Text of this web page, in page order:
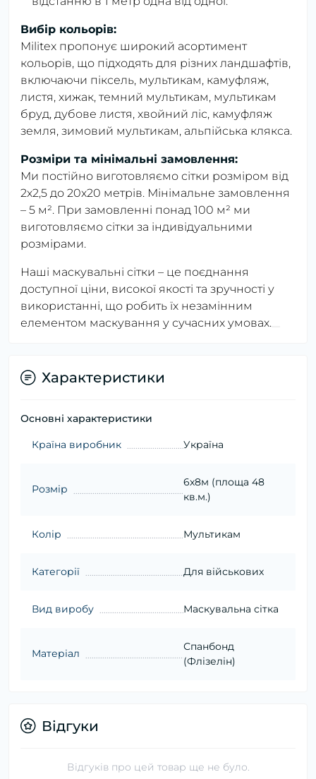
Вибір кольорів:
Militex пропонує широкий асортимент
кольорів, що підходять для різних ландшафтів,
включаючи піксель, мультикам, камуфляж,
листя, хижак, темний мультикам, мультикам
бруд, дубове листя, хвойний ліс, камуфляж
земля, зимовий мультикам, альпійська клякса.
Розміри та мінімальні замовлення:
Ми постійно виготовляємо сітки розміром від
2х2,5 до 20х20 метрів. Мінімальне замовлення
– 5 м². При замовленні понад 100 м² ми
виготовляємо сітки за індивідуальними
розмірами.
Наші маскувальні сітки – це поєднання
доступної ціни, високої якості та зручності у
використанні, що робить їх незамінним
елементом маскування у сучасних умовах.
Характеристики
Основні характеристики
Країна виробник Україна
Розмір
6х8м (площа 48
кв.м.)
Колір Мультикам
Категорії Для військових
Вид виробу Маскувальна сітка
Матеріал
Спанбонд
(Флізелін)
Відгуки
Відгуків про цей товар ще не було.